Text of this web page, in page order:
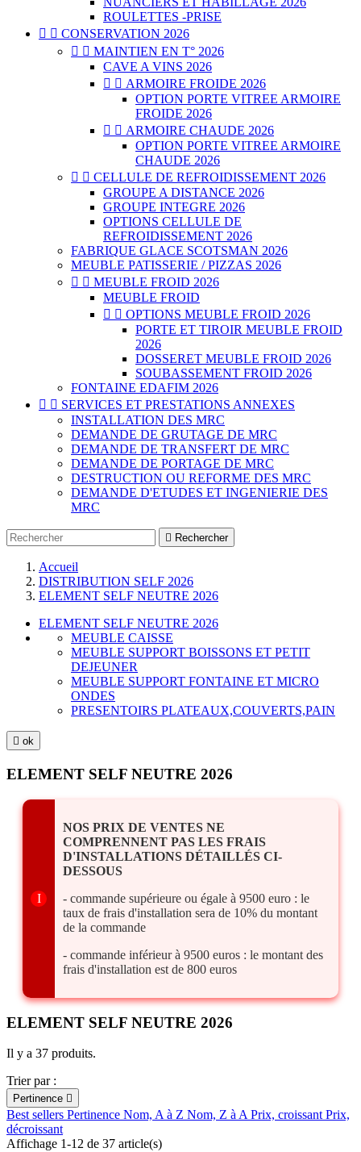
ROULETTES -PRISE
  CONSERVATION 2026
  MAINTIEN EN T° 2026
CAVE A VINS 2026
  ARMOIRE FROIDE 2026
OPTION PORTE VITREE ARMOIRE
FROIDE 2026
  ARMOIRE CHAUDE 2026
OPTION PORTE VITREE ARMOIRE
CHAUDE 2026
  CELLULE DE REFROIDISSEMENT 2026
GROUPE A DISTANCE 2026
GROUPE INTEGRE 2026
OPTIONS CELLULE DE
REFROIDISSEMENT 2026
FABRIQUE GLACE SCOTSMAN 2026
MEUBLE PATISSERIE / PIZZAS 2026
  MEUBLE FROID 2026
MEUBLE FROID
  OPTIONS MEUBLE FROID 2026
PORTE ET TIROIR MEUBLE FROID
2026
DOSSERET MEUBLE FROID 2026
SOUBASSEMENT FROID 2026
FONTAINE EDAFIM 2026
  SERVICES ET PRESTATIONS ANNEXES
INSTALLATION DES MRC
DEMANDE DE GRUTAGE DE MRC
DEMANDE DE TRANSFERT DE MRC
DEMANDE DE PORTAGE DE MRC
DESTRUCTION OU REFORME DES MRC
DEMANDE D'ETUDES ET INGENIERIE DES
MRC
 Rechercher
Accueil
DISTRIBUTION SELF 2026
ELEMENT SELF NEUTRE 2026
ELEMENT SELF NEUTRE 2026
MEUBLE CAISSE
MEUBLE SUPPORT BOISSONS ET PETIT
DEJEUNER
MEUBLE SUPPORT FONTAINE ET MICRO
ONDES
PRESENTOIRS PLATEAUX,COUVERTS,PAIN
 ok
ELEMENT SELF NEUTRE 2026
I
NOS PRIX DE VENTES NE
COMPRENNENT PAS LES FRAIS
D'INSTALLATIONS DÉTAILLÉS CI-
DESSOUS
- commande supérieure ou égale à 9500 euro : le
taux de frais d'installation sera de 10% du montant
de la commande
- commande inférieur à 9500 euros : le montant des
frais d'installation est de 800 euros
ELEMENT SELF NEUTRE 2026
Il y a 37 produits.
Trier par :
Pertinence 
Best sellers Pertinence Nom, A à Z Nom, Z à APrix, croissantPrix,
décroissant
Affichage 1-12 de 37 article(s)